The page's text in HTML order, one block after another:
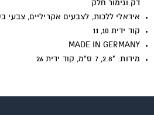
דק וגימור חלק
אידאלי ללכות, לצבעים אקריליים, צבעי
קוד ידית 10, 11
MADE IN GERMANY
מידות: "2.8, 7 ס"מ, קוד ידית 26